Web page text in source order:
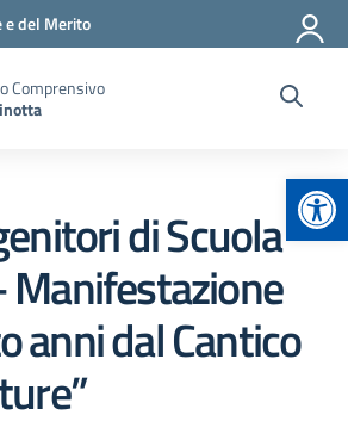
del Merito
Comprensivo
di Scuola
anni dal Cantico